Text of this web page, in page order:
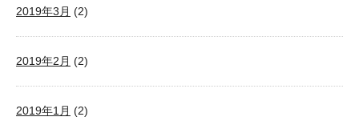
2019年3月 (2)
2019年2月 (2)
2019年1月 (2)